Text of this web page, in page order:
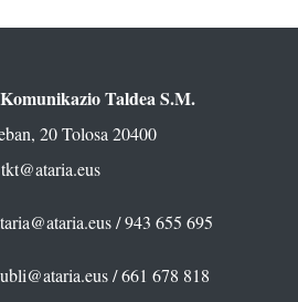
Taldea S.M.
20 Tolosa 20400
tkt@ataria.eus
/ 943 655 695
/ 661 678 818